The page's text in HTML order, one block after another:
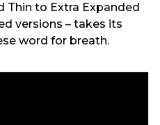
Thin to Extra Expanded
versions – takes its
word for breath.